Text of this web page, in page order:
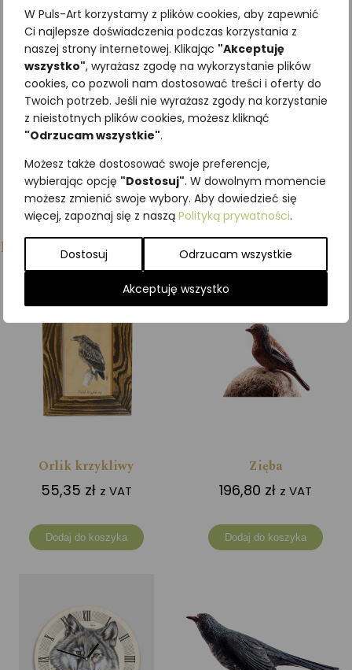
W Puls-Art korzystamy z plików cookies, aby zapewnić
Ci najlepsze doświadczenia podczas korzystania z
naszej strony internetowej. Klikając "Akceptuję
wszystko", wyrażasz zgodę na wykorzystanie plików
cookies, co pozwoli nam dostosować treści i oferty do
Twoich potrzeb. Jeśli nie wyrażasz zgody na korzystanie
z nieistotnych plików cookies, możesz kliknąć
"Odrzucam wszystkie".
Możesz także dostosować swoje preferencje,
wybierając opcję "Dostosuj". W dowolnym momencie
możesz zmienić swoje wybory. Aby dowiedzieć się
więcej, zapoznaj się z naszą Polityką prywatności.
Dostosuj Odrzucam wszystkie
Akceptuję wszystko
98,40zł z VAT
Dodaj do
koszyka
Podobne produkty
Orlik krzykliwy
55,35 zł z VAT
Dodaj do koszyka
Zięba
196,80 zł z VAT
Dodaj do koszyka